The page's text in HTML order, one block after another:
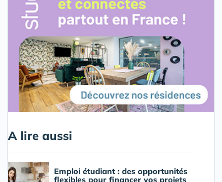
A lire aussi
Emploi étudiant : des opportunités
flexibles pour financer vos projets